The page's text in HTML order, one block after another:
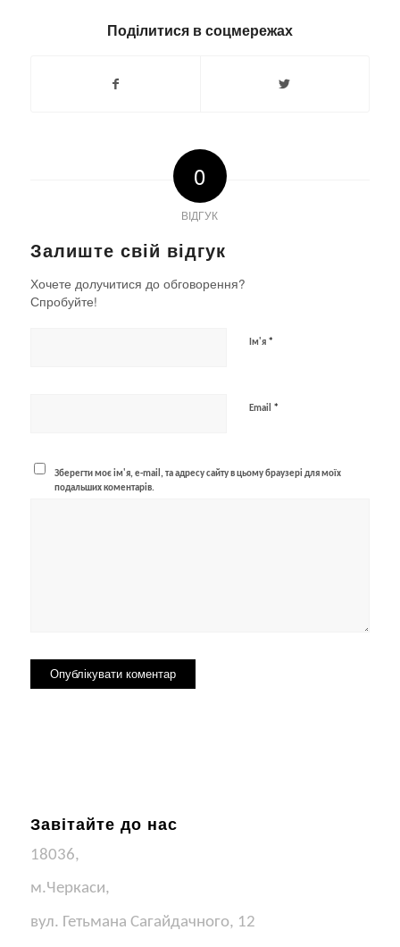
Поділитися в соцмережах
0
ВІДГУК
Залиште свій відгук
Хочете долучитися до обговорення?
Спробуйте!
Ім'я *
Email *
Зберегти моє ім'я, e-mail, та адресу сайту в цьому браузері для моїх
подальших коментарів.
Завітайте до нас
18036,
м.Черкаси,
вул. Гетьмана Сагайдачного, 12